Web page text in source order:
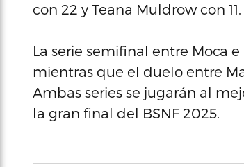
con 22 y Teana Muldrow con 11.
La serie semifinal entre Moca
mientras que el duelo entre
Ambas series se jugarán al
la gran final del BSNF 2025.